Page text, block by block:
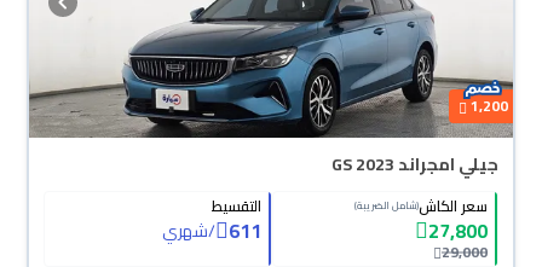
1,200
جيلي امجراند GS 2023
سعر الكاش(شامل الضريبة)
27,800
29,000
التقسيط
611
/شهري